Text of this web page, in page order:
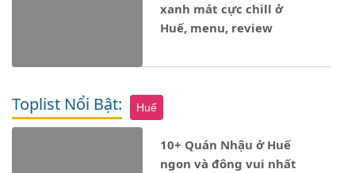
xanh mát cực chill ở
Huế, menu, review
Toplist Nổi Bật: Huế
10+ Quán Nhậu ở Huế
ngon và đông vui nhất